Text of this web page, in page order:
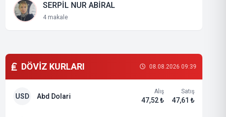
SERPİL NUR ABİRAL
4 makale
DÖVİZ KURLARI 08.08.2026 09:39
USD Abd Dolari
Alış
47,52 ₺
Satış
47,61 ₺